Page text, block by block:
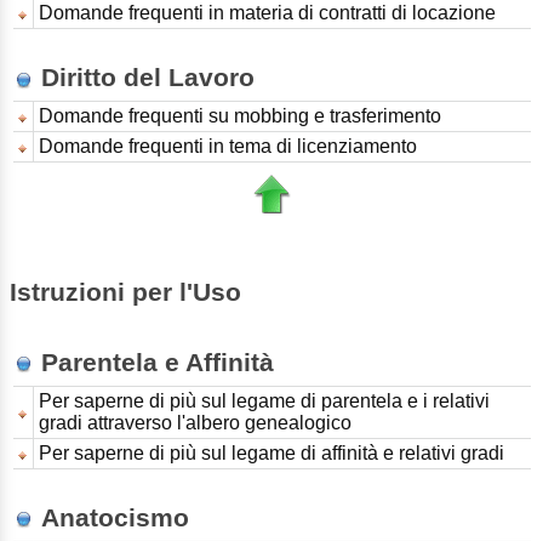
Domande frequenti in materia di contratti di locazione
Diritto del Lavoro
Domande frequenti su mobbing e trasferimento
Domande frequenti in tema di licenziamento
Istruzioni per l'Uso
Parentela e Affinità
Per saperne di più sul legame di parentela e i relativi
gradi attraverso l'albero genealogico
Per saperne di più sul legame di affinità e relativi gradi
Anatocismo